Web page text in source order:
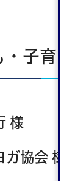
子育て
様
協会 様